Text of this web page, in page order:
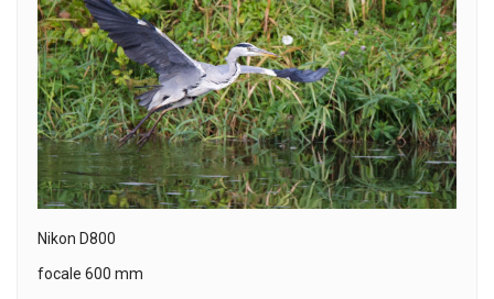
Nikon D800
focale 600 mm